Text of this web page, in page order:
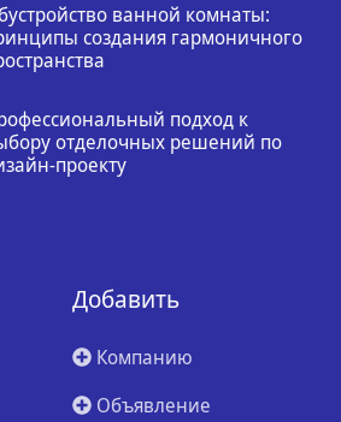
ванной комнаты:
создания гармоничного
подход к
отделочных решений по
проекту
Добавить
Компанию
Объявление